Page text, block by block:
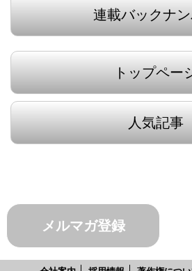
連載バックナ
トップペー
人気記事
メルマガ登録